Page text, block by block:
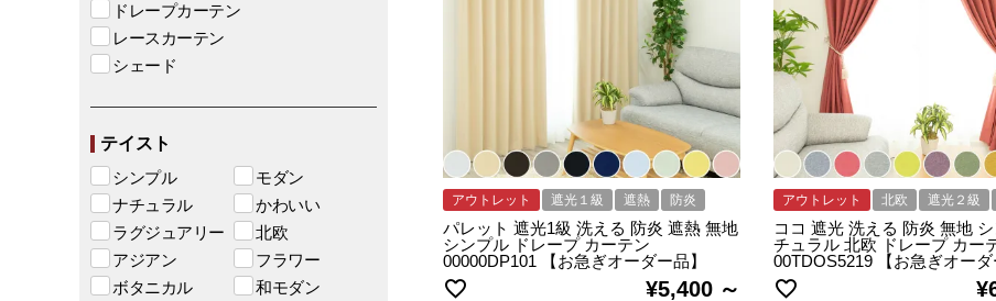
ドレープカーテン
レースカーテン
シェード
テイスト
シンプル
モダン
ナチュラル
かわいい
ラグジュアリー
北欧
アジアン
フラワー
ボタニカル
和モダン
アウトレット 遮光１級 遮熱 防炎
パレット 遮光1級 洗える 防炎 遮熱 無地
シンプル ドレープ カーテン
00000DP101 【お急ぎオーダー品】
¥5,400
アウトレット 北欧 遮光２級
ココ 遮光 洗える 防炎 無地
チュラル 北欧 ドレープ カー
00TDOS5219 【お急ぎオーダ
¥